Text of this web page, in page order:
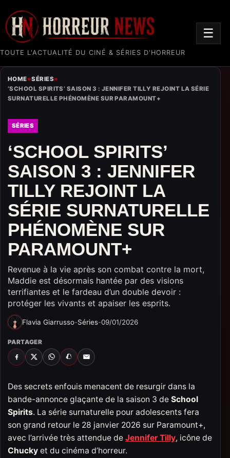
TOUTE L'ACTUALITÉ DU CINÉ & SÉRIES D'HORREUR
☰
HOME»SÉRIES»
‘SCHOOL SPIRITS’ SAISON 3 : JENNIFER TILLY REJOINT LA SÉRIE
SURNATURELLE PHÉNOMÈNE SUR PARAMOUNT+
SÉRIES
‘SCHOOL SPIRITS’
SAISON 3 : JENNIFER
TILLY REJOINT LA
SÉRIE SURNATURELLE
PHÉNOMÈNE SUR
PARAMOUNT+
Revenue à la vie après son combat contre la mort,
Maddie est désormais hantée par des visions
terrifiantes et le fardeau d’un double devoir :
protéger les vivants et apaiser les esprits.
Flavia Giarrusso-Séries-09/01/2026
PARTAGER
FACEBOOK
X WHATSAPP
SNAPCHAT
EMAIL
Des secrets enfouis menacent de resurgir dans la
bande-annonce glaçante de la saison 3 de School
Spirits. La série surnaturelle pour adolescents fera
son grand retour le 28 janvier 2026 sur Paramount+,
avec l’arrivée très attendue de Jennifer Tilly, icône de
Chucky et du cinéma d’horreur.